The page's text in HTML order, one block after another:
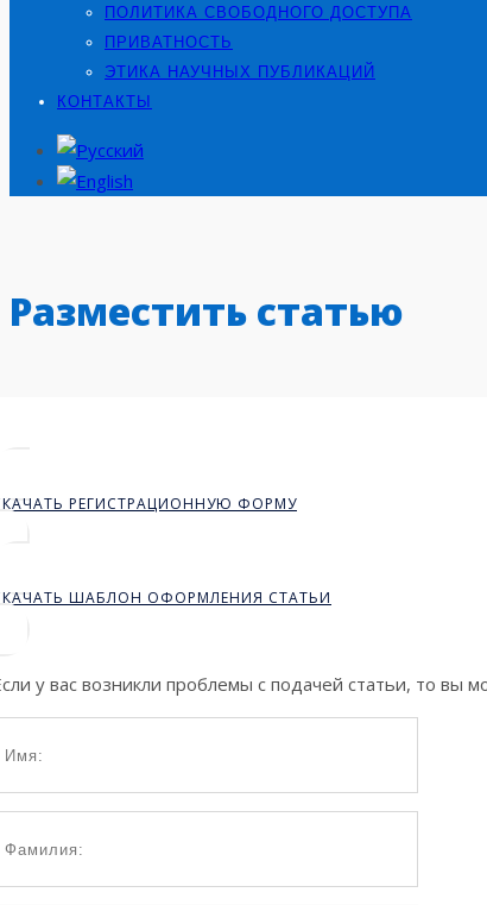
ПОЛИТИКА СВОБОДНОГО ДОСТУПА
ПРИВАТНОСТЬ
ЭТИКА НАУЧНЫХ ПУБЛИКАЦИЙ
КОНТАКТЫ
Разместить статью
РЕГИСТРАЦИОННУЮ ФОРМУ
ШАБЛОН ОФОРМЛЕНИЯ СТАТЬИ
у вас возникли проблемы с подачей статьи, то вы